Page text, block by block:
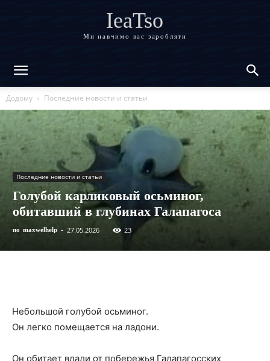
IeaTso
Ми навчимо вас заробляти
Додому Последние новости и статьи
Последние новости и статьи
Голубой карликовый осьминог,
обитавший в глубинах Галапагоса
по maxwelhelp - 27.05.2026 23
Небольшой голубой осьминог.
Он легко помещается на ладони.
Он обитает вдали от побережья Галапагосских